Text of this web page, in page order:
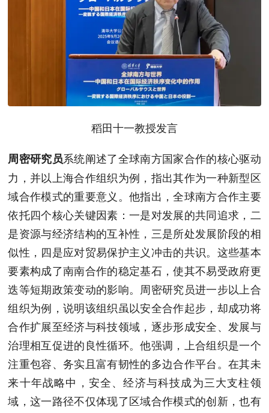
稻田十一教授发言
周密研究员系统阐述了全球南方国家合作的核心驱动
力，并以上海合作组织为例，指出其作为一种新型区
域合作模式的重要意义。他指出，全球南方合作主要
依托四个核心关键因素：一是对发展的共同追求，二
是资源与经济结构的互补性，三是所处发展阶段的相
似性，四是应对贸易保护主义冲击的共识。这些基本
要素构成了南南合作的稳定基石，使其不易受政府更
迭等短期政策变动的影响。周密研究员进一步以上合
组织为例，说明该组织虽以安全合作起步，却成功将
合作扩展至经济与科技领域，逐步形成安全、发展与
治理相互促进的良性循环。他强调，上合组织是一个
注重包容、务实且富有韧性的多边合作平台。在其未
来十年战略中，安全、经济与科技成为三大支柱领
域，这一路径不仅体现了区域合作模式的创新，也有